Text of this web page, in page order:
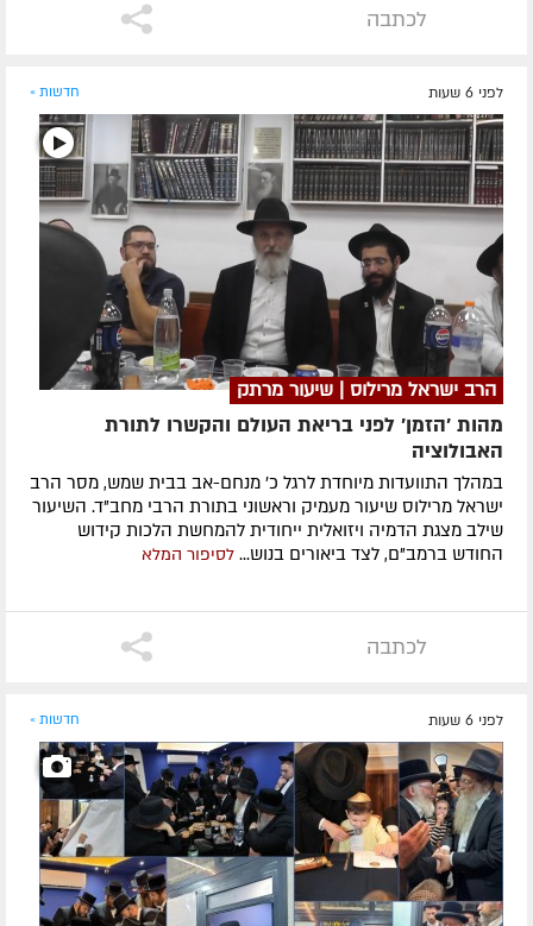
לכתבה
לפני 6 שעות חדשות »
הרב ישראל מרילוס | שיעור מרתק
מהות 'הזמן' לפני בריאת העולם והקשרו לתורת
האבולוציה
במהלך התוועדות מיוחדת לרגל כ' מנחם-אב בבית שמש, מסר הרב
ישראל מרילוס שיעור מעמיק וראשוני בתורת הרבי מחב"ד. השיעור
שילב מצגת הדמיה ויזואלית ייחודית להמחשת הלכות קידוש
החודש ברמב"ם, לצד ביאורים בנוש... לסיפור המלא
לכתבה
לפני 6 שעות חדשות »